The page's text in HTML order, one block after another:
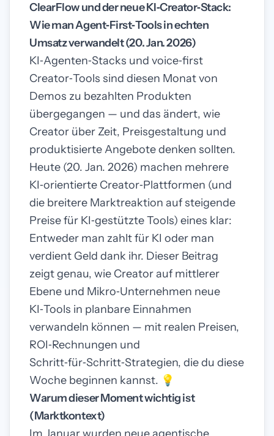
ClearFlow und der neue KI‑Creator‑Stack:
Wie man Agent‑First‑Tools in echten
Umsatz verwandelt (20. Jan. 2026)
KI‑Agenten‑Stacks und voice‑first
Creator‑Tools sind diesen Monat von
Demos zu bezahlten Produkten
übergegangen — und das ändert, wie
Creator über Zeit, Preisgestaltung und
produktisierte Angebote denken sollten.
Heute (20. Jan. 2026) machen mehrere
KI‑orientierte Creator‑Plattformen (und
die breitere Marktreaktion auf steigende
Preise für KI‑gestützte Tools) eines klar:
Entweder man zahlt für KI oder man
verdient Geld dank ihr. Dieser Beitrag
zeigt genau, wie Creator auf mittlerer
Ebene und Mikro‑Unternehmen neue
KI‑Tools in planbare Einnahmen
verwandeln können — mit realen Preisen,
ROI‑Rechnungen und
Schritt‑für‑Schritt‑Strategien, die du diese
Woche beginnen kannst. 💡
Warum dieser Moment wichtig ist
(Marktkontext)